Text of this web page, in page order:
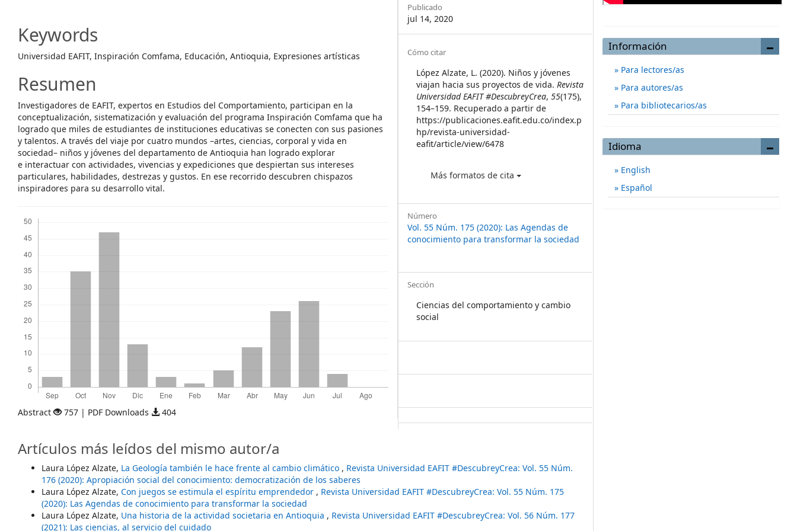
Keywords
Universidad EAFIT, Inspiración Comfama, Educación, Antioquia, Expresiones artísticas
Resumen
Investigadores de EAFIT, expertos en Estudios del Comportamiento, participan en la
conceptualización, sistematización y evaluación del programa Inspiración Comfama que ha
logrado que miles de estudiantes de instituciones educativas se conecten con sus pasiones
y talentos. A través del viaje por cuatro mundos –artes, ciencias, corporal y vida en
sociedad– niños y jóvenes del departamento de Antioquia han logrado explorar
e interactuar con actividades, vivencias y expediciones que despiertan sus intereses
particulares, habilidades, destrezas y gustos. En ese recorrido descubren chispazos
inspiradores para su desarrollo vital.
Abstract 757 | PDF Downloads 404
Publicado
jul 14, 2020
Article
Details
Cómo citar
López Alzate, L. (2020). Niños y jóvenes
viajan hacia sus proyectos de vida.Revista
Universidad EAFIT #DescubreyCrea,55(175),
154–159. Recuperado a partir de
https://publicaciones.eafit.edu.co/index.p
hp/revista-universidad-
eafit/article/view/6478
Más formatos de cita
Número
Vol. 55 Núm. 175 (2020): Las Agendas de
conocimiento para transformar la sociedad
Sección
Ciencias del comportamiento y cambio
social
Artículos más leídos del mismo autor/a
Laura López Alzate, La Geología también le hace frente al cambio climático , Revista Universidad EAFIT #DescubreyCrea: Vol. 55 Núm.
176 (2020): Apropiación social del conocimiento: democratización de los saberes
Laura López Alzate, Con juegos se estimula el espíritu emprendedor , Revista Universidad EAFIT #DescubreyCrea: Vol. 55 Núm. 175
(2020): Las Agendas de conocimiento para transformar la sociedad
Laura López Alzate, Una historia de la actividad societaria en Antioquia , Revista Universidad EAFIT #DescubreyCrea: Vol. 56 Núm. 177
(2021): Las ciencias, al servicio del cuidado
Información
Para lectores/as
Para autores/as
Para bibliotecarios/as
Idioma
English
Español